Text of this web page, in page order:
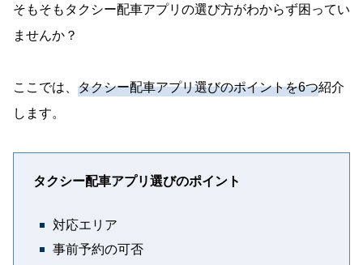
そもそもタクシー配車アプリの選び方がわからず困ってい
ませんか？
ここでは、 タクシー配車アプリ選びのポイントを6つ紹介
します。
タクシー配車アプリ選びのポイント
対応エリア
事前予約の可否